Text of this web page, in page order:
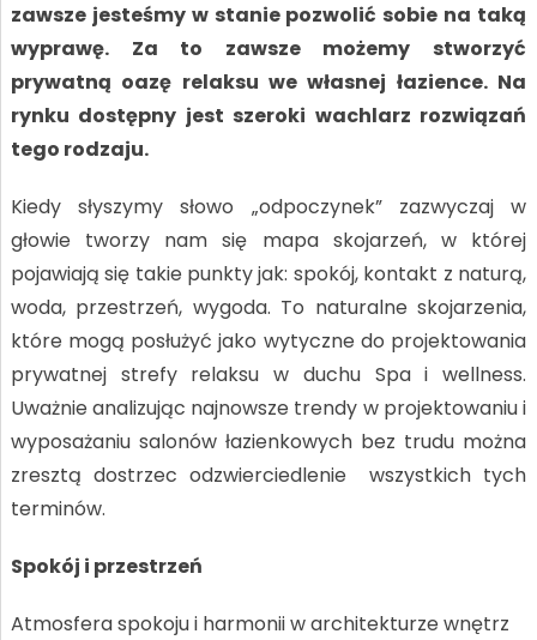
zawsze jesteśmy w stanie pozwolić sobie na taką
wyprawę. Za to zawsze możemy stworzyć
prywatną oazę relaksu we własnej łazience. Na
rynku dostępny jest szeroki wachlarz rozwiązań
tego rodzaju.
Kiedy słyszymy słowo „odpoczynek” zazwyczaj w
głowie tworzy nam się mapa skojarzeń, w której
pojawiają się takie punkty jak: spokój, kontakt z naturą,
woda, przestrzeń, wygoda. To naturalne skojarzenia,
które mogą posłużyć jako wytyczne do projektowania
prywatnej strefy relaksu w duchu Spa i wellness.
Uważnie analizując najnowsze trendy w projektowaniu i
wyposażaniu salonów łazienkowych bez trudu można
zresztą dostrzec odzwierciedlenie wszystkich tych
terminów.
Spokój i przestrzeń
Atmosfera spokoju i harmonii w architekturze wnętrz